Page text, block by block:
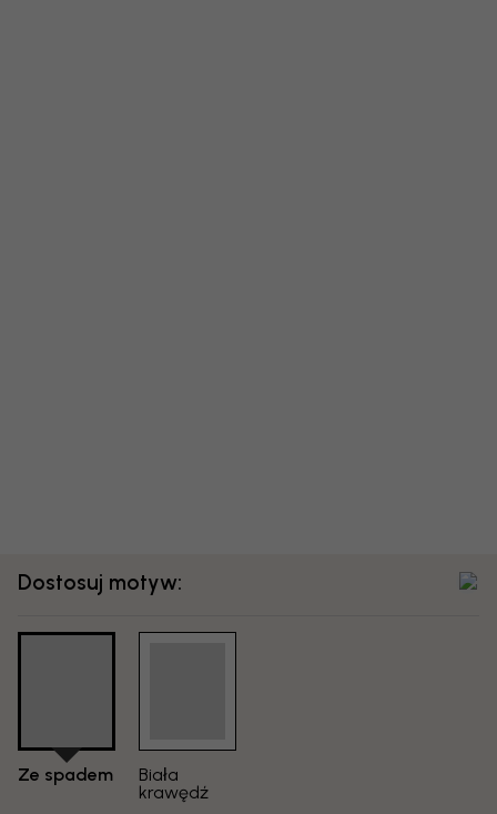
Dostosuj motyw:
Ze spadem
Biała
krawędź